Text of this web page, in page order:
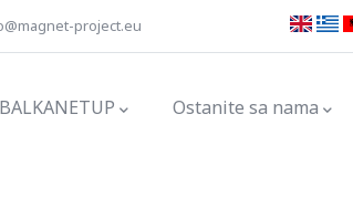
project.eu
BALKANETUP Ostanite sa nama